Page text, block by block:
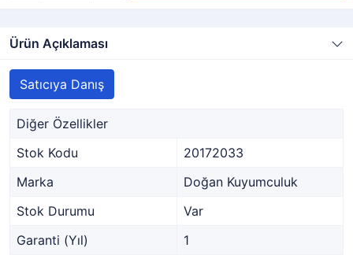
Ürün Açıklaması
Satıcıya Danış
Diğer Özellikler
Stok Kodu
20172033
Marka
Doğan Kuyumculuk
Stok Durumu
Var
Garanti (Yıl)
1